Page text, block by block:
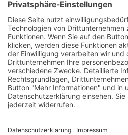
Learn how we
brands gain
Full Name